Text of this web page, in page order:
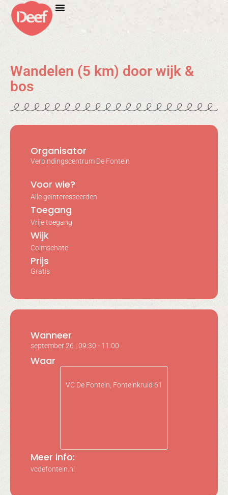
Wandelen (5 km) door wijk &
bos
Organisator
Verbindingscentrum De Fontein
Voor wie?
Alle geïnteresseerden
Toegang
Vrije toegang
Wijk
Colmschate
Prijs
Gratis
Wanneer
september 26 | 09:30 - 11:00
Waar
VC De Fontein, Fonteinkruid 61
Meer info:
vcdefontein.nl